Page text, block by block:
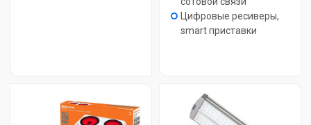
Цифровые ресиверы,
smart приставки